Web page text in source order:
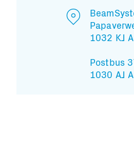
1032 KJ
Postbus
1030 AJ